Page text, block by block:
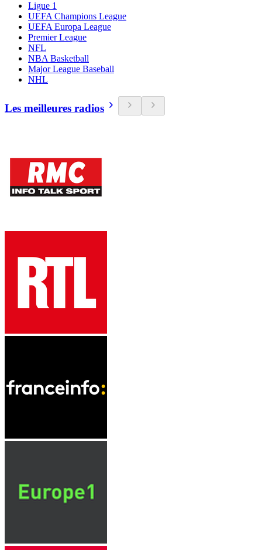
Ligue 1
UEFA Champions League
UEFA Europa League
Premier League
NFL
NBA Basketball
Major League Baseball
NHL
Les meilleures radios